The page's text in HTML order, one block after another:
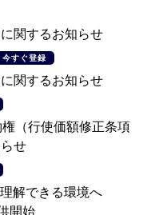
関するお知らせ
今すぐ登録
関するお知らせ
（行使価額修正条項
せ
解できる環境へ
開始